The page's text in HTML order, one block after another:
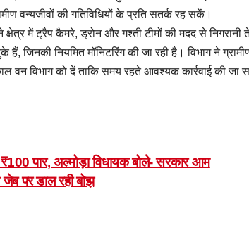
वन्यजीवों की गतिविधियों के प्रति सतर्क रह सकें।
क्षेत्र में ट्रैप कैमरे, ड्रोन और गश्ती टीमों की मदद से
हैं, जिनकी नियमित मॉनिटरिंग की जा रही है। विभाग ने
वन विभाग को दें ताकि समय रहते आवश्यक कार्रवाई की जा
पार, अल्मोड़ा विधायक बोले- सरकार आम
पर डाल रही बोझ